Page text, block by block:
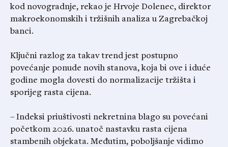
kod novogradnje, rekao je Hrvoje Dolenec, direktor
makroekonomskih i tržišnih analiza u Zagrebačkoj
banci.
Ključni razlog za takav trend jest postupno
povećanje ponude novih stanova, koja bi ove i iduće
godine mogla dovesti do normalizacije tržišta i
sporijeg rasta cijena.
– Indeksi priuštivosti nekretnina blago su povećani
početkom 2026. unatoč nastavku rasta cijena
stambenih objekata. Međutim, poboljšanje vidimo